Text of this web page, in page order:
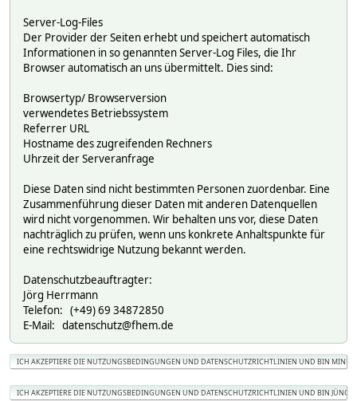
Server-Log-Files
Der Provider der Seiten erhebt und speichert automatisch
Informationen in so genannten Server-Log Files, die Ihr
Browser automatisch an uns übermittelt. Dies sind:
Browsertyp/ Browserversion
verwendetes Betriebssystem
Referrer URL
Hostname des zugreifenden Rechners
Uhrzeit der Serveranfrage
Diese Daten sind nicht bestimmten Personen zuordenbar. Eine
Zusammenführung dieser Daten mit anderen Datenquellen
wird nicht vorgenommen. Wir behalten uns vor, diese Daten
nachträglich zu prüfen, wenn uns konkrete Anhaltspunkte für
eine rechtswidrige Nutzung bekannt werden.
Datenschutzbeauftragter:
Jörg Herrmann
Telefon: (+49) 69 34872850
E-Mail: datenschutz@fhem.de